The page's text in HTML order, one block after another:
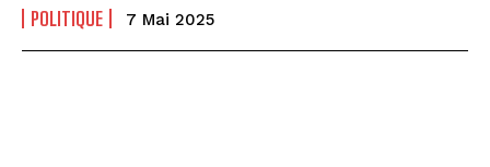
POLITIQUE 7 Mai 2025